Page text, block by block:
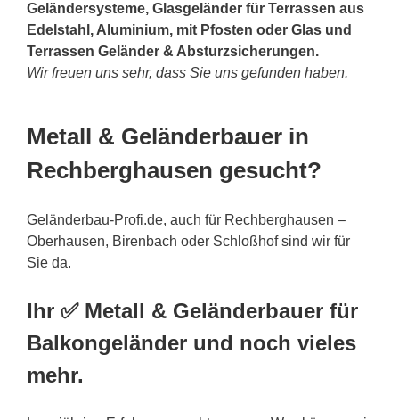
Geländersysteme, Glasgeländer für Terrassen aus
Edelstahl, Aluminium, mit Pfosten oder Glas und
Terrassen Geländer & Absturzsicherungen.
Wir freuen uns sehr, dass Sie uns gefunden haben.
Metall & Geländerbauer in
Rechberghausen gesucht?
Geländerbau-Profi.de, auch für Rechberghausen –
Oberhausen, Birenbach oder Schloßhof sind wir für
Sie da.
Ihr ✅ Metall & Geländerbauer für
Balkongeländer und noch vieles
mehr.